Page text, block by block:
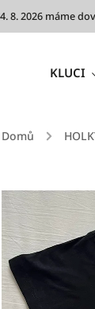
8. 2026 máme
KLUCI
Domů /